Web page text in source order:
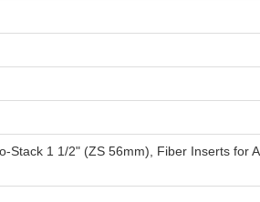
Stack 1 1/2" (ZS 56mm), Fiber Inserts for